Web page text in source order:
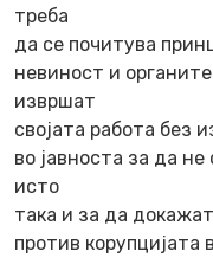
треба
да се почитува
невиност и
извршат
својата работа без
во јавноста за да
исто
така и за да
против корупцијата